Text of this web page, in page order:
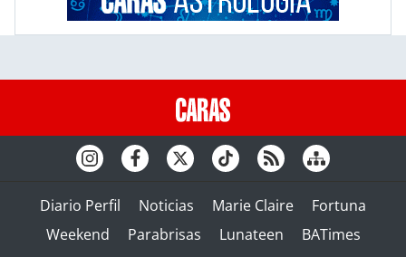
Diario Perfil Noticias Marie Claire
Fortuna
Weekend
Parabrisas Lunateen BATimes